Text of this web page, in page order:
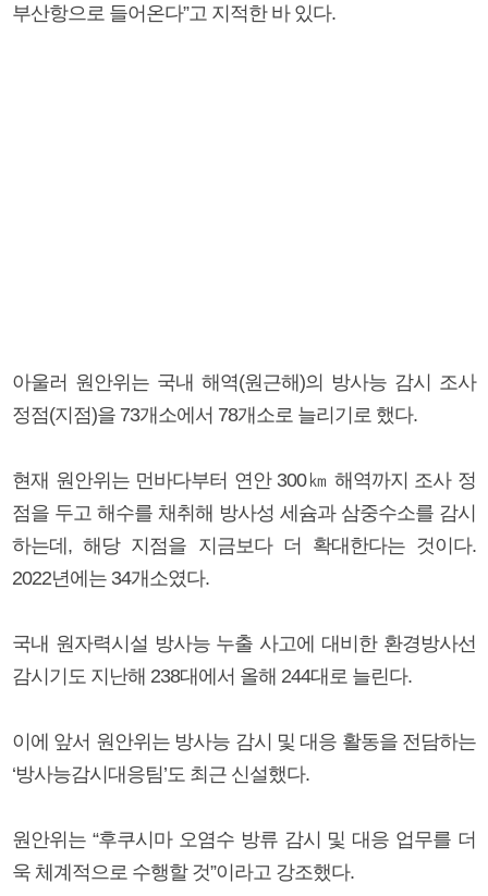
부산항으로 들어온다”고 지적한 바 있다.
아울러 원안위는 국내 해역(원근해)의 방사능 감시 조사
정점(지점)을 73개소에서 78개소로 늘리기로 했다.
현재 원안위는 먼바다부터 연안 300㎞ 해역까지 조사 정
점을 두고 해수를 채취해 방사성 세슘과 삼중수소를 감시
하는데, 해당 지점을 지금보다 더 확대한다는 것이다.
2022년에는 34개소였다.
국내 원자력시설 방사능 누출 사고에 대비한 환경방사선
감시기도 지난해 238대에서 올해 244대로 늘린다.
이에 앞서 원안위는 방사능 감시 및 대응 활동을 전담하는
‘방사능감시대응팀’도 최근 신설했다.
원안위는 “후쿠시마 오염수 방류 감시 및 대응 업무를 더
욱 체계적으로 수행할 것”이라고 강조했다.